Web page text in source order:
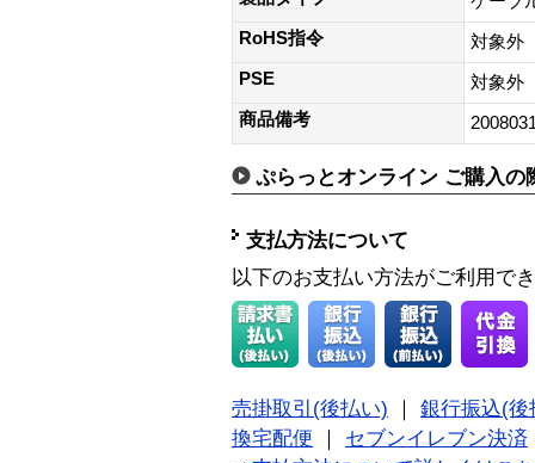
RoHS指令
対象外
PSE
対象外
商品備考
ぷらっとオンライン ご購入の
支払方法について
以下のお支払い方法がご利用で
売掛取引(後払い)
銀行振込(後
換宅配便
セブンイレブン決済